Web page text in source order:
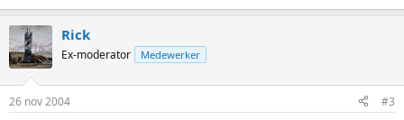
Rick
Ex-moderator Medewerker
26 nov 2004 #3